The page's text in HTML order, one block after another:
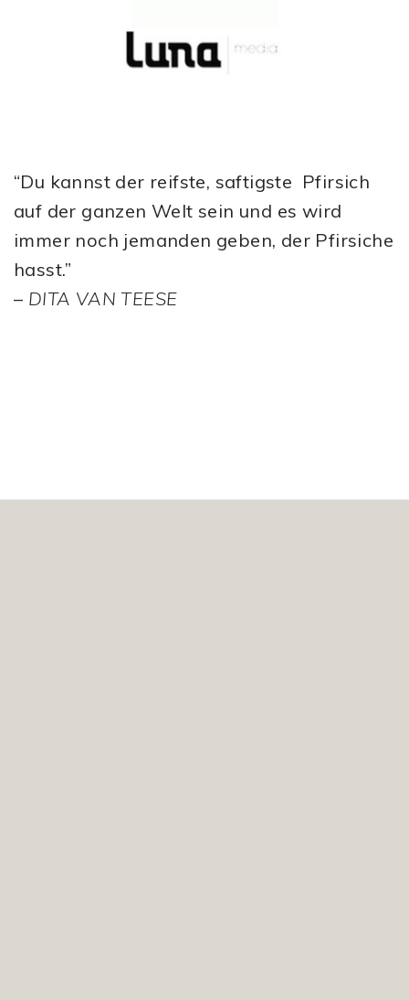
“Du kannst der reifste, saftigste Pfirsich
auf der ganzen Welt sein und es wird
immer noch jemanden geben, der Pfirsiche
hasst.”
– DITA VAN TEESE